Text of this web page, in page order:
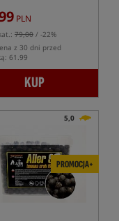
PLN
79,00 / -22%
z 30 dni przed
61.99
KUP
5,0
PROMOCJA+